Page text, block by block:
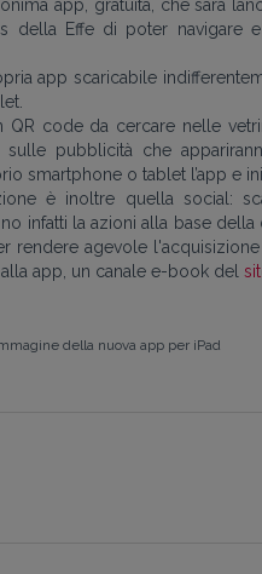
app, gratuita, che sarà
della Effe di poter navigare e
app scaricabile
code da cercare nelle
pubblicità che
smartphone o tablet l’app e
è inoltre quella social:
infatti la azioni alla base
rendere agevole
app, un canale e-book del
della nuova app per iPad